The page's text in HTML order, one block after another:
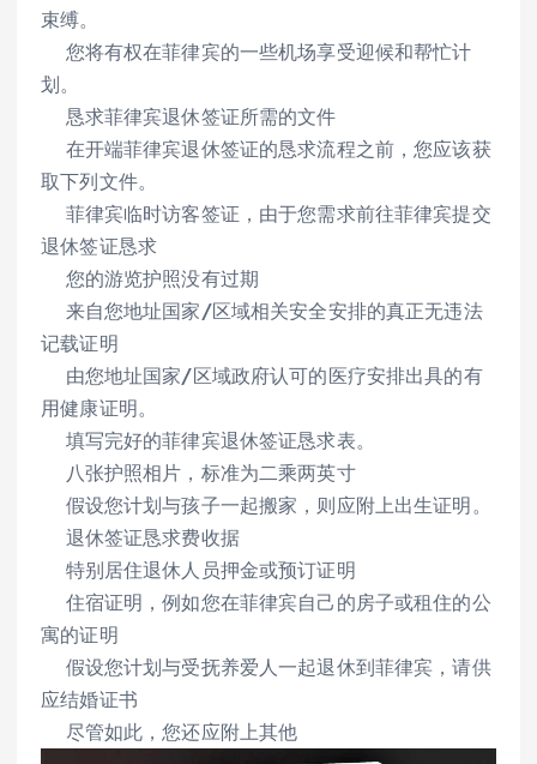
束缚。
您将有权在菲律宾的一些机场享受迎候和帮忙计
划。
恳求菲律宾退休签证所需的文件
在开端菲律宾退休签证的恳求流程之前，您应该获
取下列文件。
菲律宾临时访客签证，由于您需求前往菲律宾提交
退休签证恳求
您的游览护照没有过期
来自您地址国家/区域相关安全安排的真正无违法
记载证明
由您地址国家/区域政府认可的医疗安排出具的有
用健康证明。
填写完好的菲律宾退休签证恳求表。
八张护照相片，标准为二乘两英寸
假设您计划与孩子一起搬家，则应附上出生证明。
退休签证恳求费收据
特别居住退休人员押金或预订证明
住宿证明，例如您在菲律宾自己的房子或租住的公
寓的证明
假设您计划与受抚养爱人一起退休到菲律宾，请供
应结婚证书
尽管如此，您还应附上其他